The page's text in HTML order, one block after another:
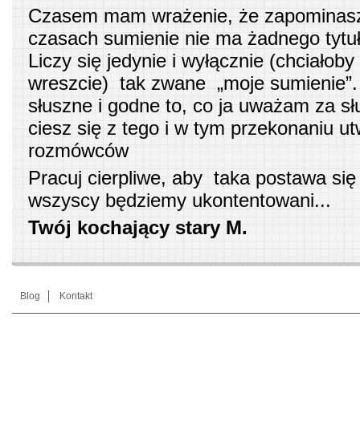
Czasem mam wrażenie, że
czasach sumienie nie ma żadnego
Liczy się jedynie i wyłącznie
wreszcie) tak zwane „moje
słuszne i godne to, co ja uważam za
ciesz się z tego i w tym przekonaniu
rozmówców
Pracuj cierpliwe, aby taka postawa się
wszyscy będziemy ukontentowani...
Twój kochający stary M.
Blog Kontakt